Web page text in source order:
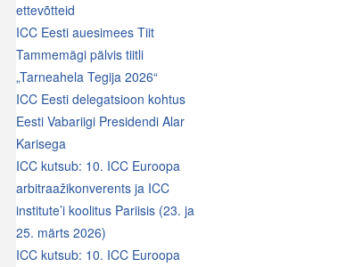
ettevõtteid
ICC Eesti auesimees Tiit
Tammemägi pälvis tiitli
„Tarneahela Tegija 2026“
ICC Eesti delegatsioon kohtus
Eesti Vabariigi Presidendi Alar
Karisega
ICC kutsub: 10. ICC Euroopa
arbitraažikonverents ja ICC
institute’i koolitus Pariisis (23. ja
25. märts 2026)
ICC kutsub: 10. ICC Euroopa